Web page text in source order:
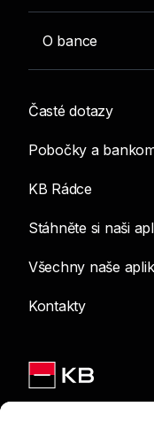
O bance
Časté dotazy
Pobočky a
KB Rádce
Stáhněte si naši
Všechny naše
Kontakty